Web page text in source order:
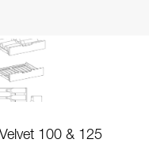
100 & 125